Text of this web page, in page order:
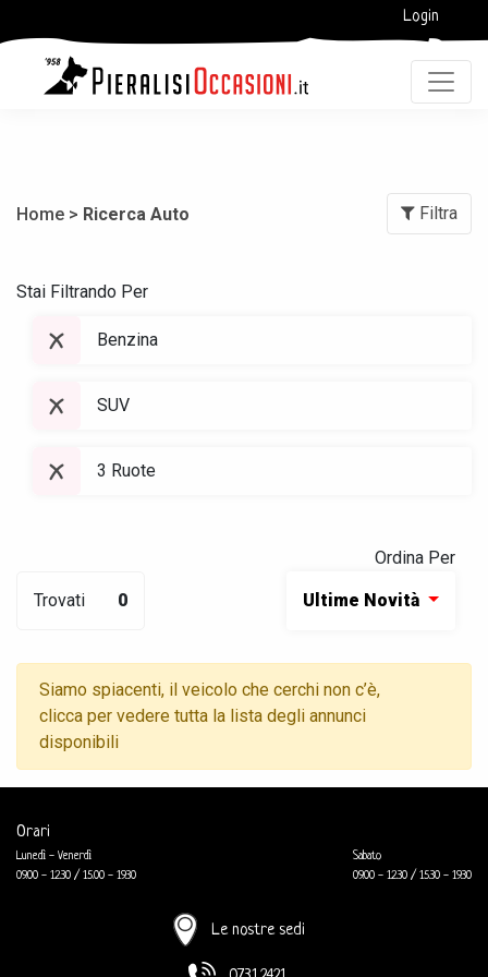
Login
Home > Ricerca Auto Filtra
Stai Filtrando Per
Benzina
SUV
3 Ruote
Trovati 0
Ordina Per
Ultime Novità
Siamo spiacenti, il veicolo che cerchi non c’è,
clicca per vedere tutta la lista degli annunci
disponibili
Orari
Lunedì - Venerdì
09.00 - 12.30 / 15.00 - 19.30
Sabato
09.00 - 12.30 / 15.30 - 19.30
Le nostre sedi